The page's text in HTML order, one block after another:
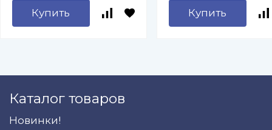
Купить Купить
Каталог товаров
Новинки!